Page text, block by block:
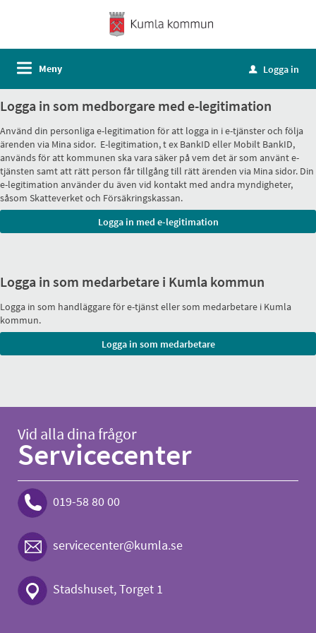
Meny u Logga in
Logga in som medborgare med e-legitimation
Använd din personliga e-legitimation för att logga in i e-tjänster och följa
ärenden via Mina sidor. E-legitimation, t ex BankID eller Mobilt BankID,
används för att kommunen ska vara säker på vem det är som använt e-
tjänsten samt att rätt person får tillgång till rätt ärenden via Mina sidor. Din
e-legitimation använder du även vid kontakt med andra myndigheter,
såsom Skatteverket och Försäkringskassan.
Logga in som medarbetare i Kumla kommun
Logga in som handläggare för e-tjänst eller som medarbetare i Kumla
kommun.
Vid alla dina frågor
Servicecenter
019-58 80 00
servicecenter@kumla.se
Stadshuset, Torget 1